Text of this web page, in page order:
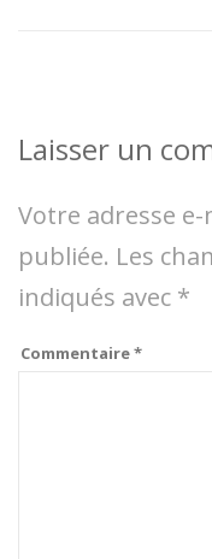
Laisser un
Votre adresse
publiée. Les
indiqués avec *
Commentaire*